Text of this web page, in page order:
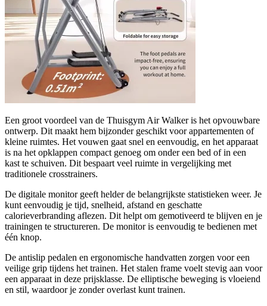
Een groot voordeel van de Thuisgym Air Walker is het opvouwbare
ontwerp. Dit maakt hem bijzonder geschikt voor appartementen of
kleine ruimtes. Het vouwen gaat snel en eenvoudig, en het apparaat
is na het opklappen compact genoeg om onder een bed of in een
kast te schuiven. Dit bespaart veel ruimte in vergelijking met
traditionele crosstrainers.
De digitale monitor geeft helder de belangrijkste statistieken weer. Je
kunt eenvoudig je tijd, snelheid, afstand en geschatte
calorieverbranding aflezen. Dit helpt om gemotiveerd te blijven en je
trainingen te structureren. De monitor is eenvoudig te bedienen met
één knop.
De antislip pedalen en ergonomische handvatten zorgen voor een
veilige grip tijdens het trainen. Het stalen frame voelt stevig aan voor
een apparaat in deze prijsklasse. De elliptische beweging is vloeiend
en stil, waardoor je zonder overlast kunt trainen.